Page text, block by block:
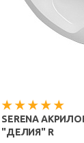
SERENA
"ДЕЛИЯ" R